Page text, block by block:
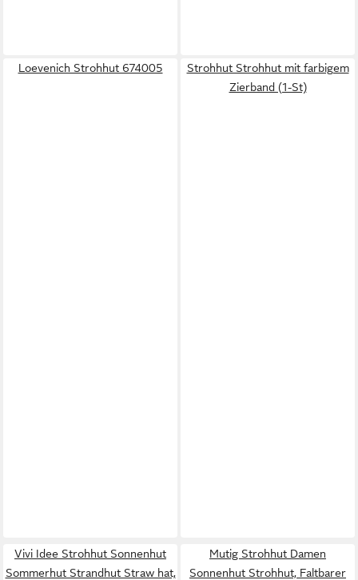
Loevenich Strohhut 674005
Strohhut Strohhut mit farbigem
Zierband (1-St)
Vivi Idee Strohhut Sonnenhut
Sommerhut Strandhut Straw hat,
Mutig Strohhut Damen
Sonnenhut Strohhut, Faltbarer